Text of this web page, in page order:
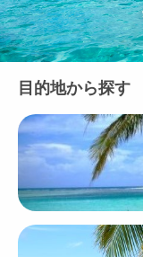
写真提供：
目的地から探す